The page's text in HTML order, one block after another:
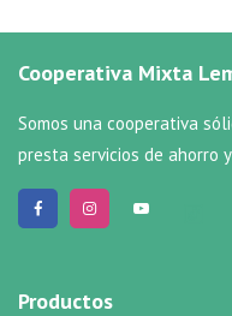
Cooperativa Mixta
Somos una cooperativa
presta servicios de ahorro
Productos